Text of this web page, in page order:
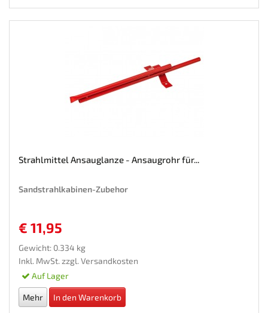
Strahlmittel Ansauglanze - Ansaugrohr für...
Sandstrahlkabinen-Zubehor
€ 11,95
Gewicht: 0.334 kg
Inkl. MwSt. zzgl. Versandkosten
Auf Lager
Mehr In den Warenkorb